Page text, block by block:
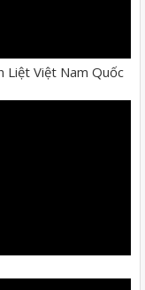
Liệt Việt Nam Quốc